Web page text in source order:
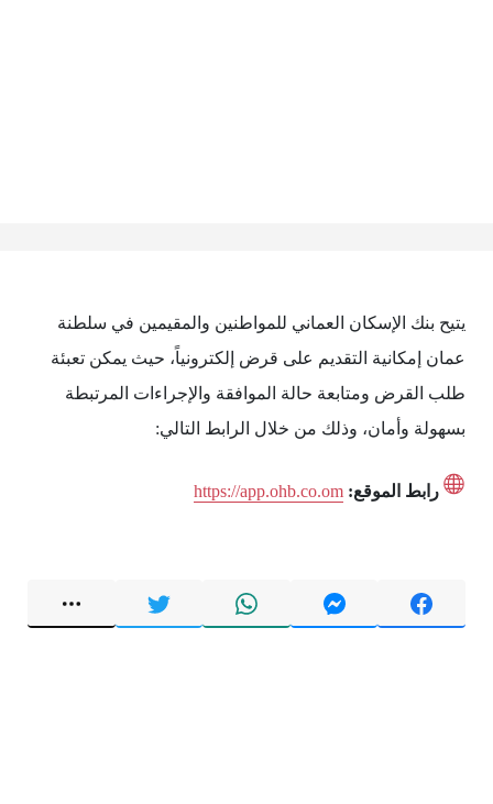
يتيح بنك الإسكان العماني للمواطنين والمقيمين في سلطنة
عمان إمكانية التقديم على قرض إلكترونياً، حيث يمكن تعبئة
طلب القرض ومتابعة حالة الموافقة والإجراءات المرتبطة
بسهولة وأمان، وذلك من خلال الرابط التالي:
رابط الموقع: https://app.ohb.co.om